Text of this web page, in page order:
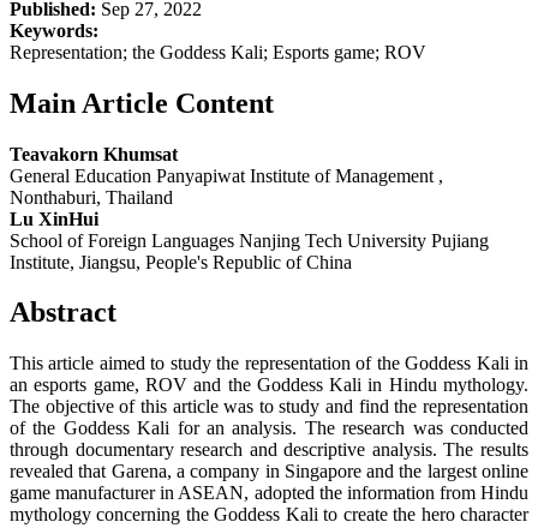
Published: Sep 27, 2022
Keywords:
Representation; the Goddess Kali; Esports game; ROV
Main Article Content
Teavakorn Khumsat
General Education Panyapiwat Institute of Management ,
Nonthaburi, Thailand
Lu XinHui
School of Foreign Languages Nanjing Tech University Pujiang
Institute, Jiangsu, People's Republic of China
Abstract
This article aimed to study the representation of the Goddess Kali in
an esports game, ROV and the Goddess Kali in Hindu mythology.
The objective of this article was to study and find the representation
of the Goddess Kali for an analysis. The research was conducted
through documentary research and descriptive analysis. The results
revealed that Garena, a company in Singapore and the largest online
game manufacturer in ASEAN, adopted the information from Hindu
mythology concerning the Goddess Kali to create the hero character